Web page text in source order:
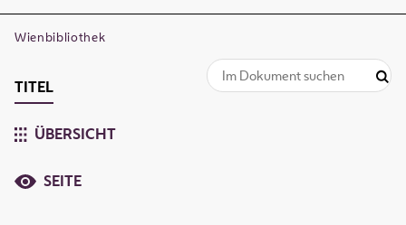
Wienbibliothek
TITEL
ÜBERSICHT
SEITE